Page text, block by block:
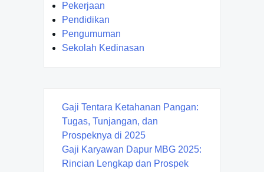
Pekerjaan
Pendidikan
Pengumuman
Sekolah Kedinasan
Gaji Tentara Ketahanan Pangan:
Tugas, Tunjangan, dan
Prospeknya di 2025
Gaji Karyawan Dapur MBG 2025:
Rincian Lengkap dan Prospek